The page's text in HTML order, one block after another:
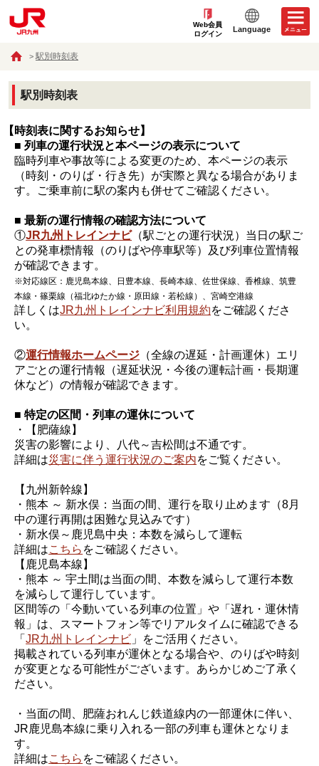
Web会員
ログイン
Language
駅別時刻表
駅別時刻表
【時刻表に関するお知らせ】
■ 列車の運行状況と本ページの表示について
臨時列車や事故等による変更のため、本ページの表示
（時刻・のりば・行き先）が実際と異なる場合がありま
す。ご乗車前に駅の案内も併せてご確認ください。
■ 最新の運行情報の確認方法について
①JR九州トレインナビ（駅ごとの運行状況）当日の駅ご
との発車標情報（のりばや停車駅等）及び列車位置情報
が確認できます。
※対応線区：鹿児島本線、日豊本線、長崎本線、佐世保線、香椎線、筑豊
本線・篠栗線（福北ゆたか線・原田線・若松線）、宮崎空港線
詳しくはJR九州トレインナビ利用規約をご確認くださ
い。
②運行情報ホームページ （全線の遅延・計画運休）エリ
アごとの運行情報（遅延状況・今後の運転計画・長期運
休など）の情報が確認できます。
■ 特定の区間・列車の運休について
・【肥薩線】
災害の影響により、八代～吉松間は不通です。
詳細は災害に伴う運行状況のご案内をご覧ください。
【九州新幹線】
・熊本 ～ 新水俣：当面の間、運行を取り止めます（8月
中の運行再開は困難な見込みです）
・新水俣～鹿児島中央：本数を減らして運転
詳細はこちら をご確認ください。
【鹿児島本線】
・熊本 ～ 宇土間は当面の間、本数を減らして運行本数
を減らして運行しています。
区間等の「今動いている列車の位置」や「遅れ・運休情
報」は、スマートフォン等でリアルタイムに確認できる
「JR九州トレインナビ 」をご活用ください。
掲載されている列車が運休となる場合や、のりばや時刻
が変更となる可能性がございます。あらかじめご了承く
ださい。
・当面の間、肥薩おれんじ鉄道線内の一部運休に伴い、
JR鹿児島本線に乗り入れる一部の列車も運休となりま
す。
詳細はこちら をご確認ください。